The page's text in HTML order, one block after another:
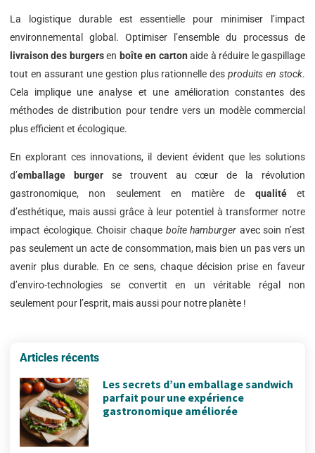
La logistique durable est essentielle pour minimiser l’impact
environnemental global. Optimiser l’ensemble du processus de
livraison des burgersen boîte en carton aide à réduire le gaspillage
tout en assurant une gestion plus rationnelle desproduits en stock.
Cela implique une analyse et une amélioration constantes des
méthodes de distribution pour tendre vers un modèle commercial
plus efficient et écologique.
En explorant ces innovations, il devient évident que les solutions
d’emballage burgerse trouvent au cœur de la révolution
gastronomique, non seulement en matière de qualitéet
d’esthétique, mais aussi grâce à leur potentiel à transformer notre
impact écologique. Choisir chaque boîte hamburger avec soin n’est
pas seulement un acte de consommation, mais bien un pas vers un
avenir plus durable. En ce sens, chaque décision prise en faveur
d’enviro-technologies se convertit en un véritable régal non
seulement pour l’esprit, mais aussi pour notre planète !
Articles récents
Les secrets d’un emballage sandwich
parfait pour une expérience
gastronomique améliorée